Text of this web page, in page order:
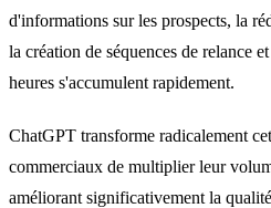
d'informations sur les prospects, la
la création de séquences de relance
heures s'accumulent rapidement.
ChatGPT transforme radicalement
commerciaux de multiplier leur
améliorant significativement la